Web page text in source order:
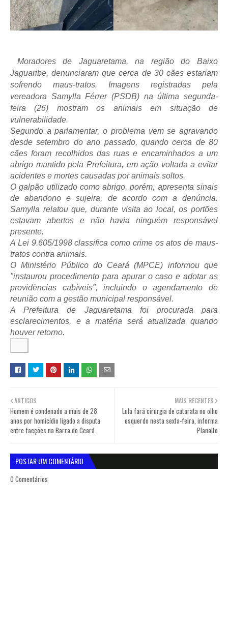
Moradores de Jaguaretama, na região do Baixo
Jaguaribe, denunciaram que cerca de 30 cães estariam
sofrendo maus-tratos. Imagens registradas pela
vereadora Samylla Férrer (PSDB) na última segunda-
feira (26) mostram os animais em situação de
vulnerabilidade.
Segundo a parlamentar, o problema vem se agravando
desde setembro do ano passado, quando cerca de 80
cães foram recolhidos das ruas e encaminhados a um
abrigo mantido pela Prefeitura, em ação voltada a evitar
acidentes e mortes causadas por animais soltos.
O galpão utilizado como abrigo, porém, apresenta sinais
de abandono e sujeira, de acordo com a denúncia.
Samylla relatou que, durante visita ao local, os portões
estavam abertos e não havia ninguém responsável
presente.
A Lei 9.605/1998 classifica como crime os atos de maus-
tratos contra animais.
O Ministério Público do Ceará (MPCE) informou que
"instaurou procedimento para apurar o caso e adotar as
providências cabíveis", incluindo o agendamento de
reunião com a gestão municipal responsável.
A Prefeitura de Jaguaretama foi procurada para
esclarecimentos, e a matéria será atualizada quando
houver retorno.
MAIS RECENTES
Lula fará cirurgia de catarata no olho
esquerdo nesta sexta-feira, informa
Planalto
ANTIGOS
Homem é condenado a mais de 28
anos por homicídio ligado a disputa
entre facções na Barra do Ceará
POSTAR UM COMENTÁRIO
0 Comentários